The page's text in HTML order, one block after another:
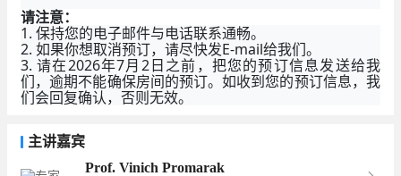
请注意：
1. 保持您的电子邮件与电话联系通畅。
2. 如果你想取消预订，请尽快发E-mail给我们。
3. 请在2026年7月2日之前，把您的预订信息发送给我
们，逾期不能确保房间的预订。如收到您的预订信息，我
们会回复确认，否则无效。
主讲嘉宾
Prof. Vinich Promarak